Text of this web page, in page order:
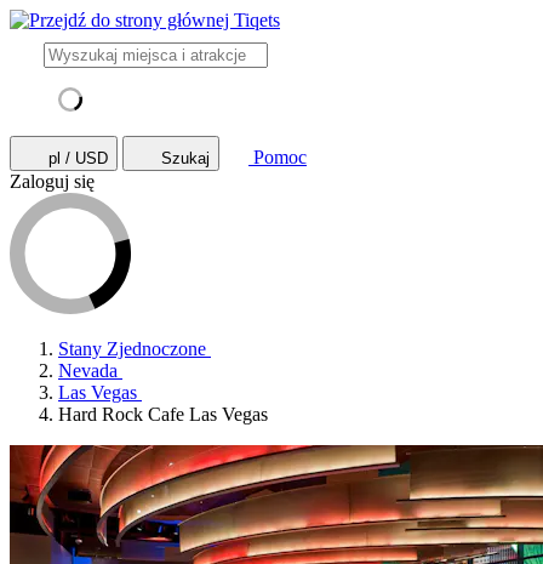
pl / USD Szukaj
Pomoc
Zaloguj się
Stany Zjednoczone
Nevada
Las Vegas
Hard Rock Cafe Las Vegas